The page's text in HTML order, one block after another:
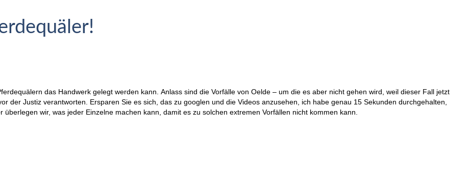
das Handwerk gelegt werden kann. Anlass sind die Vorfälle von Oelde – um die es aber nicht gehen wird, weil dieser Fall jetzt
der Justiz verantworten. Ersparen Sie es sich, das zu googlen und die Videos anzusehen, ich habe genau 15 Sekunden durchgehalten,
wir, was jeder Einzelne machen kann, damit es zu solchen extremen Vorfällen nicht kommen kann.